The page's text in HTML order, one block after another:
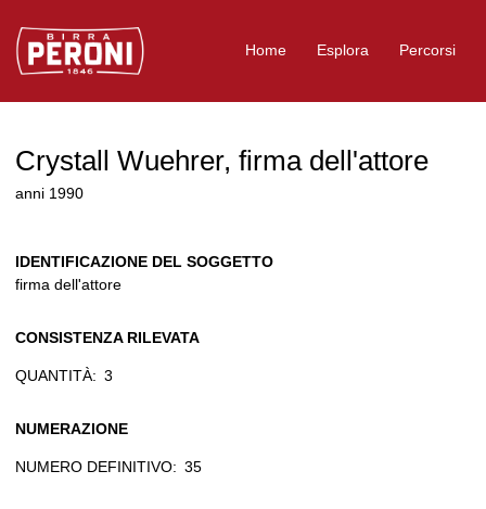
Logo Birra Peroni
Home Esplora Percorsi
Crystall Wuehrer, firma dell'attore
anni 1990
IDENTIFICAZIONE DEL SOGGETTO
firma dell'attore
CONSISTENZA RILEVATA
QUANTITÀ: 3
NUMERAZIONE
NUMERO DEFINITIVO: 35